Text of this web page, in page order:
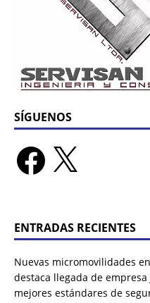
SÍGUENOS
ENTRADAS RECIENTES
Nuevas micromovilidades
destaca llegada de
mejores estándares de